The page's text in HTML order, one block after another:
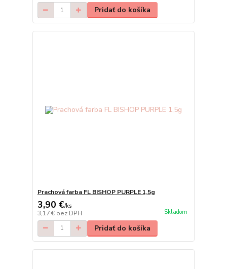
Pridať do košíka
Prachová farba FL BISHOP PURPLE 1,5g
3,90 €/ks
3,17 € bez DPH Skladom
Pridať do košíka